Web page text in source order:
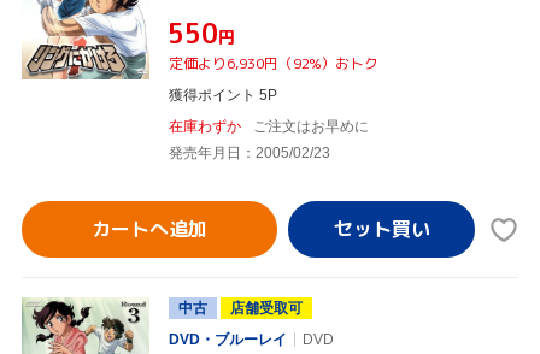
¥550円
定価より6,930円（92%）おトク
獲得ポイント 5P
在庫わずか
ご注文はお早めに
発売年月日：2005/02/23
カートへ追加
中古
店舗受取可
DVD・ブルーレイ
DVD